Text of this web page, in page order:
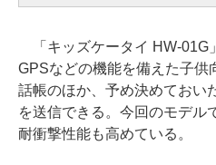
「キッズケータイ HW-01G
GPSなどの機能を備えた子供
話帳のほか、予め決めておい
を送信できる。今回のモデル
耐衝撃性能も高めている。